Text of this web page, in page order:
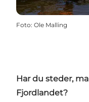
Foto: Ole Malling
Har du steder,
Fjordlandet?